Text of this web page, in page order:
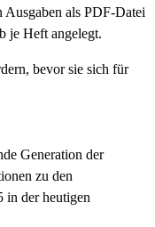
als PDF-Datei
je Heft angelegt.
bevor sie sich für
Generation der
zu den
in der heutigen